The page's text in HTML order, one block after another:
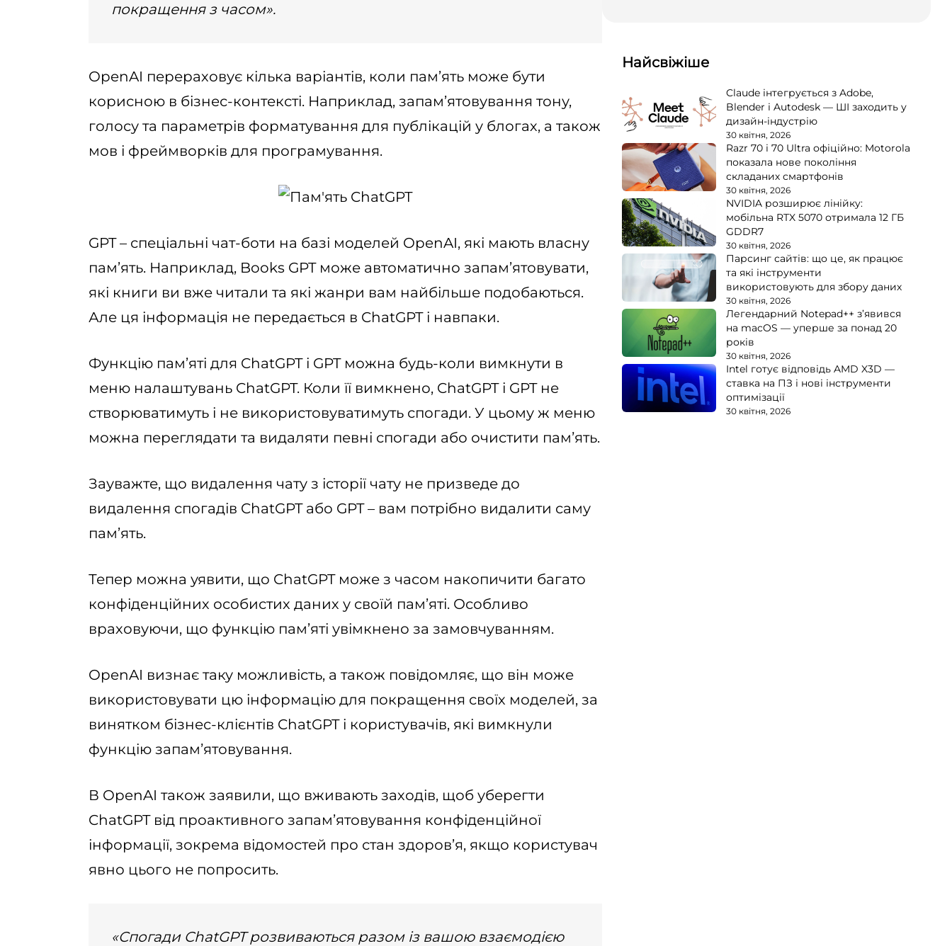
покращення з часом».
OpenAI перераховує кілька варіантів, коли пам’ять може бути
корисною в бізнес-контексті. Наприклад, запам’ятовування тону,
голосу та параметрів форматування для публікацій у блогах, а також
мов і фреймворків для програмування.
GPT – спеціальні чат-боти на базі моделей OpenAI, які мають власну
пам’ять. Наприклад, Books GPT може автоматично запам’ятовувати,
які книги ви вже читали та які жанри вам найбільше подобаються.
Але ця інформація не передається в ChatGPT і навпаки.
Функцію пам’яті для ChatGPT і GPT можна будь-коли вимкнути в
меню налаштувань ChatGPT. Коли її вимкнено, ChatGPT і GPT не
створюватимуть і не використовуватимуть спогади. У цьому ж меню
можна переглядати та видаляти певні спогади або очистити памʼять.
Зауважте, що видалення чату з історії чату не призведе до
видалення спогадів ChatGPT або GPT – вам потрібно видалити саму
пам’ять.
Тепер можна уявити, що ChatGPT може з часом накопичити багато
конфіденційних особистих даних у своїй пам’яті. Особливо
враховуючи, що функцію пам’яті увімкнено за замовчуванням.
OpenAI визнає таку можливість, а також повідомляє, що він може
використовувати цю інформацію для покращення своїх моделей, за
винятком бізнес-клієнтів ChatGPT і користувачів, які вимкнули
функцію запамʼятовування.
В OpenAI також заявили, що вживають заходів, щоб уберегти
ChatGPT від проактивного запам’ятовування конфіденційної
інформації, зокрема відомостей про стан здоров’я, якщо користувач
явно цього не попросить.
«Спогади ChatGPT розвиваються разом із вашою взаємодією
Найсвіжіше
Claude інтегрується з Adobe,
Blender і Autodesk — ШІ заходить у
дизайн-індустрію
30 квітня, 2026
Razr 70 і 70 Ultra офіційно: Motorola
показала нове покоління
складаних смартфонів
30 квітня, 2026
NVIDIA розширює лінійку:
мобільна RTX 5070 отримала 12 ГБ
GDDR7
30 квітня, 2026
Парсинг сайтів: що це, як працює
та які інструменти
використовують для збору даних
30 квітня, 2026
Легендарний Notepad++ з’явився
на macOS — уперше за понад 20
років
30 квітня, 2026
Intel готує відповідь AMD X3D —
ставка на ПЗ і нові інструменти
оптимізації
30 квітня, 2026